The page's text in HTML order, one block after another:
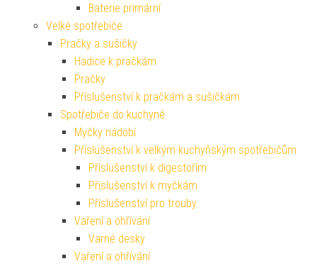
Baterie primární
Velké spotřebiče
Pračky a sušičky
Hadice k pračkám
Pračky
Příslušenství k pračkám a sušičkám
Spotřebiče do kuchyně
Myčky nádobí
Příslušenství k velkým kuchyňským spotřebičům
Příslušenství k digestořím
Příslušenství k myčkám
Příslušenství pro trouby
Vaření a ohřívání
Varné desky
Vaření a ohřívání